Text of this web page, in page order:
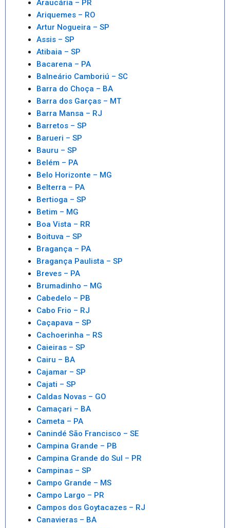
Araucária – PR
Ariquemes – RO
Artur Nogueira – SP
Assis – SP
Atibaia – SP
Bacarena – PA
Balneário Camboriú – SC
Barra do Choça – BA
Barra dos Garças – MT
Barra Mansa – RJ
Barretos – SP
Barueri – SP
Bauru – SP
Belém – PA
Belo Horizonte – MG
Belterra – PA
Bertioga – SP
Betim – MG
Boa Vista – RR
Boituva – SP
Bragança – PA
Bragança Paulista – SP
Breves – PA
Brumadinho – MG
Cabedelo – PB
Cabo Frio – RJ
Caçapava – SP
Cachoerinha – RS
Caieiras – SP
Cairu – BA
Cajamar – SP
Cajati – SP
Caldas Novas – GO
Camaçari – BA
Cameta – PA
Canindé São Francisco – SE
Campina Grande – PB
Campina Grande do Sul – PR
Campinas – SP
Campo Grande – MS
Campo Largo – PR
Campos dos Goytacazes – RJ
Canavieras – BA